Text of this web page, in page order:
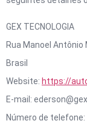
GEX TECNOLOGIA
Rua Manoel Antônio
Brasil
Website: https://
E-mail:
Número de